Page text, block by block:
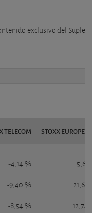
exclusivo del
TELECOM STOXX EUROPE
-4,14 % 5,61
-9,40 % 21,65
-8,54 % 12,74